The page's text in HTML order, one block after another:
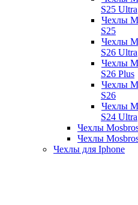
S25 Ultra
Чехлы
S25
Чехлы
S26 Ultra
Чехлы
S26 Plus
Чехлы
S26
Чехлы
S24 Ultra
Чехлы
Чехлы
Чехлы для Iphone